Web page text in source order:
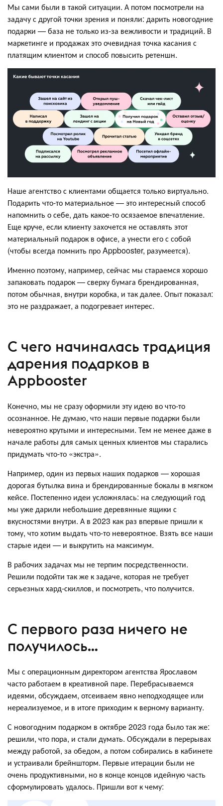
Мы сами были в такой ситуации. А потом посмотрели на
задачу с другой точки зрения и поняли: дарить новогодние
подарки — база не только из-за вежливости и традиций. В
маркетинге и продажах это очевидная точка касания с
платящим клиентом и способ повысить ретеншн.
Наше агентство с клиентами общается только виртуально.
Подарить что-то материальное — это интересный способ
напомнить о себе, дать какое-то осязаемое впечатление.
Еще круче, если клиенту захочется не оставлять этот
материальный подарок в офисе, а унести его с собой
(чтобы всегда помнить про Appbooster, разумеется).
Именно поэтому, например, сейчас мы стараемся хорошо
запаковать подарок — сверху бумага брендированная,
потом обычная, внутри коробка, и так далее. Опыт показал:
это не раздражает, а подогревает интерес.
С чего начиналась традиция
дарения подарков в
Appbooster
Конечно, мы не сразу оформили эту идею во что-то
осознанное. Не думаю, что наши первые подарки были
невероятно крутыми и интересными. Тем не менее даже в
начале работы для самых ценных клиентов мы старались
придумать что-то «экстра».
Например, один из первых наших подарков — хорошая
дорогая бутылка вина и брендированные бокалы в мягком
кейсе. Постепенно идеи усложнялась: на следующий год
мы уже дарили небольшие деревянные ящики с
вкусностями внутри. А в 2023 как раз впервые пришли к
тому, что хотим выдать что-то невероятное. Взять все наши
старые идеи — и выкрутить на максимум.
В рабочих задачах мы не терпим посредственности.
Решили подойти так же к задаче, которая не требует
серьезных хард-скиллов, и посмотреть, что получится.
С первого раза ничего не
получилось…
Мы с операционным директором агентства Ярославом
часто работаем в креативной паре. Перебрасываемся
идеями, обсуждаем, отсеиваем явно неподходящее или
нереализуемое, и в итоге приходим к верному варианту.
С новогодним подарком в октябре 2023 года было так же:
решили, что пора, и стали думать. Обсуждали в перерывах
между работой, за обедом, а потом собирались в кабинете
и устраивали брейншторм. Первые итерации были не
очень продуктивными, но в конце концов идейную часть
сформулировать удалось. Пришли вот к чему: